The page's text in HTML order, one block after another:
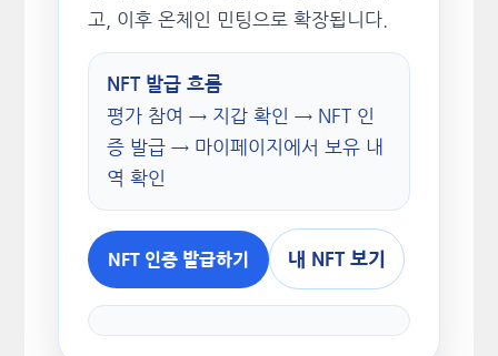
고, 이후 온체인 민팅으로 확장됩니다.
NFT 발급 흐름
평가 참여 → 지갑 확인 → NFT 인
증 발급 → 마이페이지에서 보유 내
역 확인
NFT 인증 발급하기 내 NFT 보기